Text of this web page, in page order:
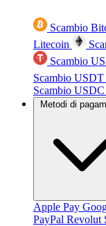
Scambio
Litecoin
Scambio
Scambio
Scambio
Metodi di
Apple Pay
PayPal Revolut